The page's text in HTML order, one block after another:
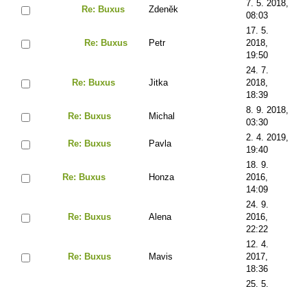
Re: Buxus Zdeněk
7. 5. 2018,
08:03
Re: Buxus Petr
17. 5.
2018,
19:50
Re: Buxus Jitka
24. 7.
2018,
18:39
Re: Buxus Michal
8. 9. 2018,
03:30
Re: Buxus Pavla
2. 4. 2019,
19:40
Re: Buxus Honza
18. 9.
2016,
14:09
Re: Buxus Alena
24. 9.
2016,
22:22
Re: Buxus Mavis
12. 4.
2017,
18:36
25. 5.